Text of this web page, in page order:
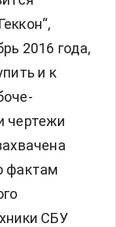
2016 года,
и к
чертежи
фактам
СБУ